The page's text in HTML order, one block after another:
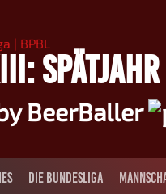
BeerBaller
DIE BUNDESLIGA